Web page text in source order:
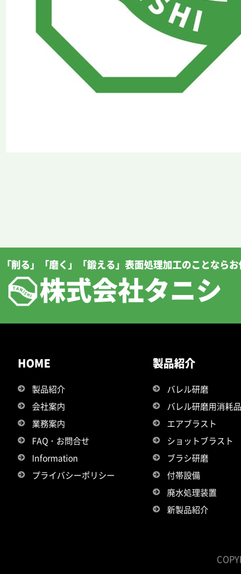
「削る」「磨く」「鍛える」表面処理加工のことならお
株式会社タニ
HOME
製品紹介
会社案内
業務案内
FAQ・お問合せ
Information
プライバシーポリシー
製品紹介
バレル研磨
バレル研磨用消耗品
エアブラスト
ショットブラスト
ブラシ研磨
付帯設備
廃水処理装置
新製品紹介